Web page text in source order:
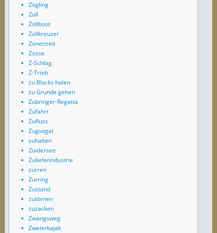
Zögling
Zoll
Zollboot
Zollkreuzer
Zonenzeit
Zosse
Z-Schlag
Z-Trieb
zu Blocks holen
zu Grunde gehen
Zubringer-Regatta
Zufahrt
Zufluss
Zugvogel
zuhalten
Zuidersee
Zulieferindustrie
zurren
Zurring
Zustand
zutörnen
zuzacken
Zwangsweg
Zweierkajak